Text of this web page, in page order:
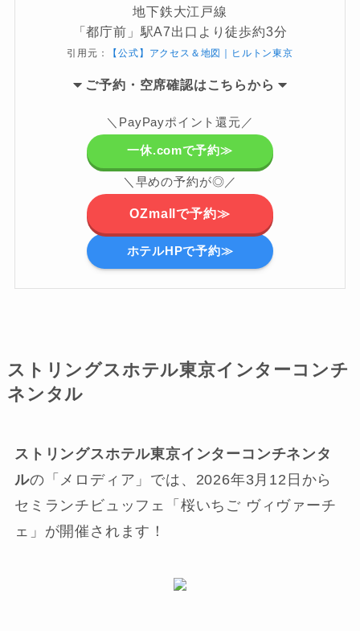
地下鉄大江戸線
「都庁前」駅A7出口より徒歩約3分
引用元： 【公式】アクセス＆地図｜ヒルトン東京
ご予約・空席確認はこちらから
＼PayPayポイント還元／
一休.comで予約≫
＼早めの予約が◎／
OZmallで予約≫
ホテルHPで予約≫
ストリングスホテル東京インターコンチ
ネンタル
ストリングスホテル東京インターコンチネンタ
ルの「メロディア」では、2026年3月12日から
セミランチビュッフェ「桜いちご ヴィヴァーチ
ェ」が開催されます！